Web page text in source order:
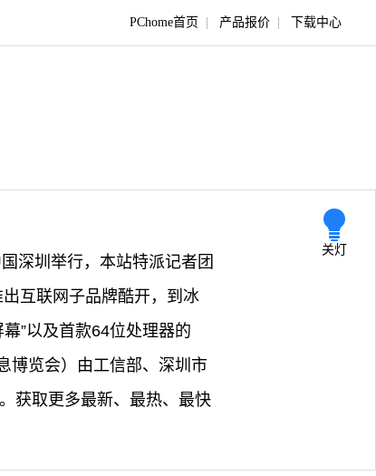
PChome首页 产品报价 下载中心
关灯
深圳举行，本站特派记者团
互联网子品牌酷开，到冰
”以及首款64位处理器的
博览会）由工信部、深圳市
获取更多最新、最热、最快